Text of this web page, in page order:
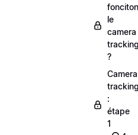
le
camera
?
Camera
:
étape
1